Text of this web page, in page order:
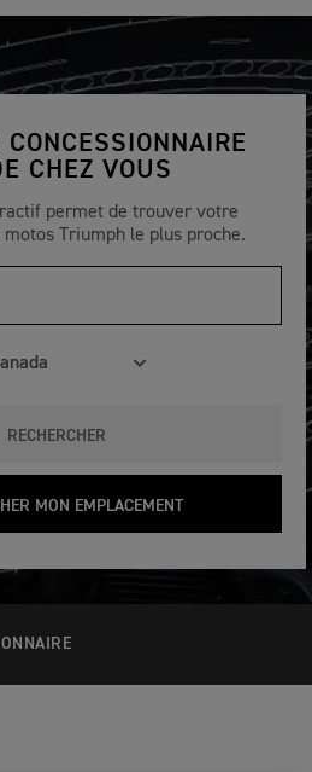
CHEZ VOUS
permet de trouver votre
Triumph le plus proche.
RECHERCHER
MON EMPLACEMENT